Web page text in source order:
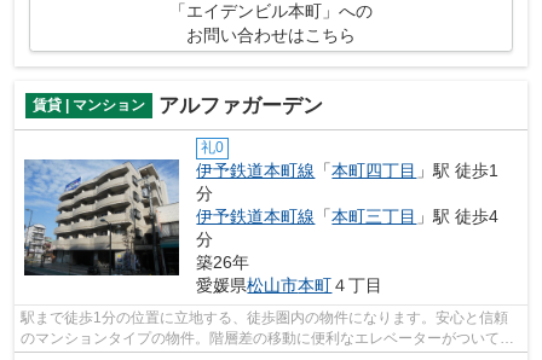
「エイデンビル本町」への
お問い合わせはこちら
賃貸 | マンション アルファガーデン
礼0
伊予鉄道本町線 「本町四丁目 」駅 徒歩1
分
伊予鉄道本町線 「本町三丁目 」駅 徒歩4
分
築26年
愛媛県松山市本町４丁目
駅まで徒歩1分の位置に立地する、徒歩圏内の物件になります。安心と信頼
のマンションタイプの物件。階層差の移動に便利なエレベーターがついてい